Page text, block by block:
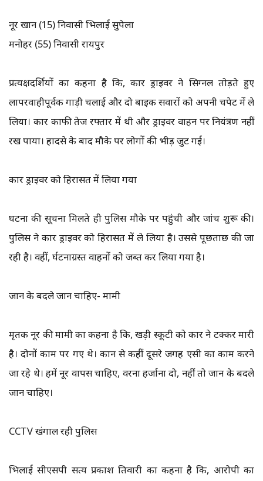
नूर खान (15) निवासी भिलाई सुपेला
मनोहर (55) निवासी रायपुर
प्रत्यक्षदर्शियों का कहना है कि, कार ड्राइवर ने सिग्नल तोड़ते हुए
लापरवाहीपूर्वक गाड़ी चलाई और दो बाइक सवारों को अपनी चपेट में ले
लिया। कार काफी तेज रफ्तार में थी और ड्राइवर वाहन पर नियंत्रण नहीं
रख पाया। हादसे के बाद मौके पर लोगों की भीड़ जुट गई।
कार ड्राइवर को हिरासत में लिया गया
घटना की सूचना मिलते ही पुलिस मौके पर पहुंची और जांच शुरू की।
पुलिस ने कार ड्राइवर को हिरासत में ले लिया है। उससे पूछताछ की जा
रही है। वहीं, दुर्घटनाग्रस्त वाहनों को जब्त कर लिया गया है।
जान के बदले जान चाहिए- मामी
मृतक नूर की मामी का कहना है कि, खड़ी स्कूटी को कार ने टक्कर मारी
है। दोनों काम पर गए थे। दुकान से कहीं दूसरे जगह एसी का काम करने
जा रहे थे। हमें नूर वापस चाहिए, वरना हर्जाना दो, नहीं तो जान के बदले
जान चाहिए।
CCTV खंगाल रही पुलिस
भिलाई सीएसपी सत्य प्रकाश तिवारी का कहना है कि, आरोपी का